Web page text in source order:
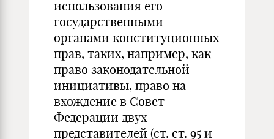
использования его
государственными
органами конституционных
прав, таких, например, как
право законодательной
инициативы, право на
вхождение в Совет
Федерации двух
представителей (ст. ст. 95 и